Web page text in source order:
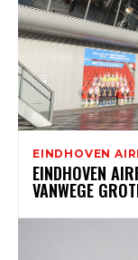
EINDHOVEN
EINDHOVEN
VANWEGE